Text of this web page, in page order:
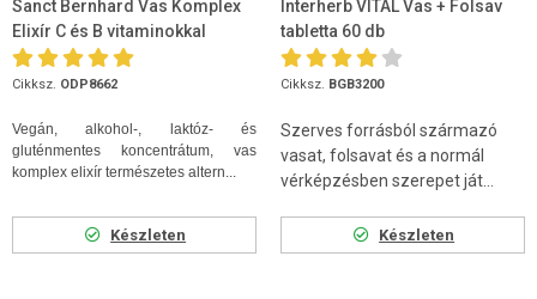
Sanct Bernhard Vas Komplex
Elixír C és B vitaminokkal
500ml
Cikksz. ODP8662
Vegán, alkohol-, laktóz- és
gluténmentes koncentrátum, vas
komplex elixír természetes altern...
Készleten
Interherb VITAL Vas + Folsav
tabletta 60 db
Cikksz. BGB3200
Szerves forrásból származó
vasat, folsavat és a normál
vérképzésben szerepet ját...
Készleten